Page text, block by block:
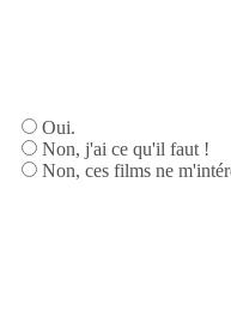
Oui.
Non, j'ai ce qu'il faut !
Non, ces films ne